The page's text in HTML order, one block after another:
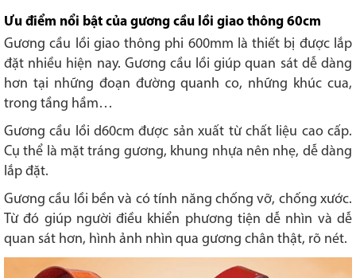
Ưu điểm nổi bật của gương cầu lồi giao thông 60cm
Gương cầu lồi giao thông phi 600mm là thiết bị được lắp
đặt nhiều hiện nay. Gương cầu lồi giúp quan sát dễ dàng
hơn tại những đoạn đường quanh co, những khúc cua,
trong tầng hầm…
Gương cầu lồi d60cm được sản xuất từ chất liệu cao cấp.
Cụ thể là mặt tráng gương, khung nhựa nên nhẹ, dễ dàng
lắp đặt.
Gương cầu lồi bền và có tính năng chống vỡ, chống xước.
Từ đó giúp người điều khiển phương tiện dễ nhìn và dễ
quan sát hơn, hình ảnh nhìn qua gương chân thật, rõ nét.